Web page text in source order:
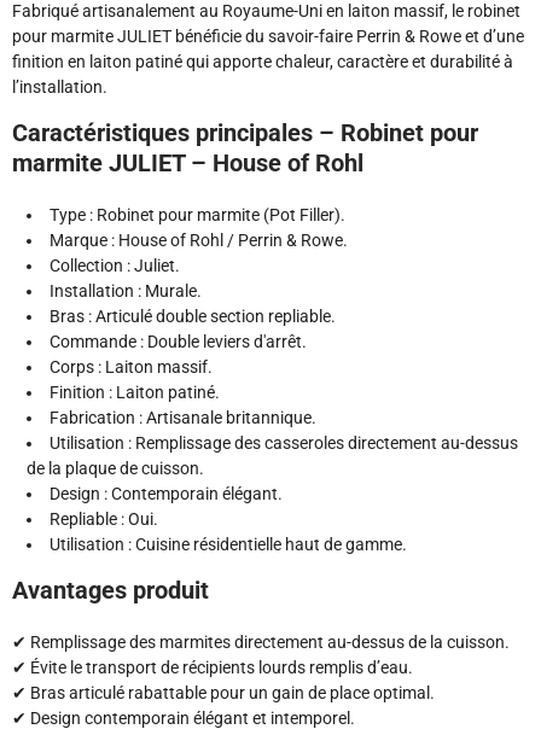
Fabriqué artisanalement au Royaume-Uni en laiton massif, le robinet
pour marmite JULIET bénéficie du savoir-faire Perrin & Rowe et d’une
finition en laiton patiné qui apporte chaleur, caractère et durabilité à
l’installation.
Caractéristiques principales – Robinet pour
marmite JULIET – House of Rohl
Type : Robinet pour marmite (Pot Filler).
Marque : House of Rohl / Perrin & Rowe.
Collection : Juliet.
Installation : Murale.
Bras : Articulé double section repliable.
Commande : Double leviers d'arrêt.
Corps : Laiton massif.
Finition : Laiton patiné.
Fabrication : Artisanale britannique.
Utilisation : Remplissage des casseroles directement au-dessus
de la plaque de cuisson.
Design : Contemporain élégant.
Repliable : Oui.
Utilisation : Cuisine résidentielle haut de gamme.
Avantages produit
✔ Remplissage des marmites directement au-dessus de la cuisson.
✔ Évite le transport de récipients lourds remplis d’eau.
✔ Bras articulé rabattable pour un gain de place optimal.
✔ Design contemporain élégant et intemporel.